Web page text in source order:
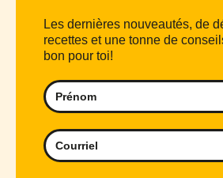
Les dernières nouveautés, de
recettes et une tonne de
bon pour toi!